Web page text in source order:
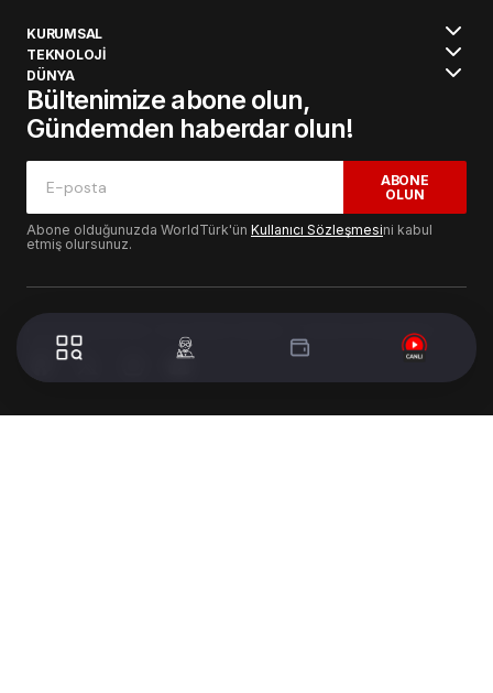
KURUMSAL
TEKNOLOJİ
DÜNYA
Bültenimize abone olun,
Gündemden haberdar olun!
ABONE
OLUN
Abone olduğunuzda WorldTürk'ün Kullanıcı Sözleşmesini kabul
etmiş olursunuz.
© 2024 WorldTurk. Tüm Hakları Saklıdır. - Tasarım & Geliştirme :
Volion's